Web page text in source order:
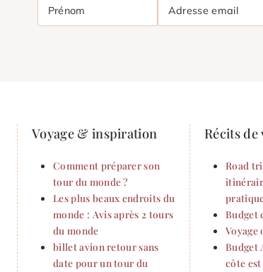
Prénom Adresse email
Voyage & inspiration
Comment préparer son
tour du monde ?
Les plus beaux endroits du
monde : Avis après 2 tours
du monde
billet avion retour sans
date pour un tour du
Récits de
Road
Budget
Voyage
Budget
côte est